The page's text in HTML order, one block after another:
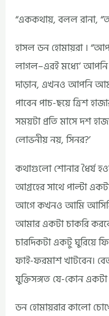
“এককথায়, বলল রানা,
হাসল ডন হোমায়রা ।
লাগল–এরই মধ্যে’ আপনি
দাড়ান, এখনও আপনি
পাবেন পাচ-ছয়ে ত্রিশ
সময়টা প্রতি মাসে দশ
লোভনীয় নয়, সিনর?’
কথাগুলো শোনার ধৈর্য
আগ্রহের সাথে পাল্টা
আগে কখনও আমি আসিনি,
আমার একটা চাকরি
চারদিকটা একটু ঘুরিয়ে
ফাই-ফরমাশ খাটবেন।
যুক্তিসঙ্গত যে-কোন
ডন হোমায়রার কালো